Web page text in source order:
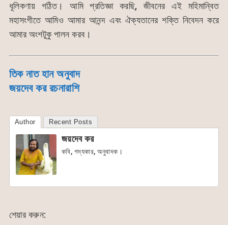
ধূলিকণায় গঠিত। আমি প্রতিজ্ঞা করছি, জীবনের এই মহিমান্বিত
মহাসংগীতে আমিও আমার আনন্দ এবং ঐক্যতানের শক্তি নিবেদন করে
আমার অংশটুকু পালন করব।
তিক নাত হান অনুবাদ
জয়দেব কর রচনারাশি
Author Recent Posts
জয়দেব কর
কবি, গদ্যকার, অনুবাদক।
শেয়ার করুন: